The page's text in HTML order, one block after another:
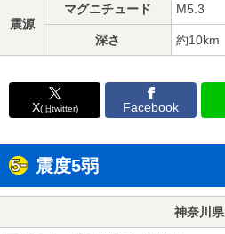
震源
マグニチュード M5.3
深さ 約10km
X(旧twitter) Facebook
震度5弱
神奈川県